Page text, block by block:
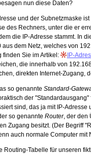
nun diese Daten?
und der Subnetzmaske
des Rechners, unter die er
die IP-Adresse stammt. In
aus dem Netz, welches von
finden Sie im Artikel:
IP-
die innerhalb von
direkten Internet-Zugang,
so genannte Standard-
der
sind, das ja mit IP-
so genannte Router, der den
Zugang besitzt. (Der Begriff
auch normale Computer
Routing-Tabelle für unseren